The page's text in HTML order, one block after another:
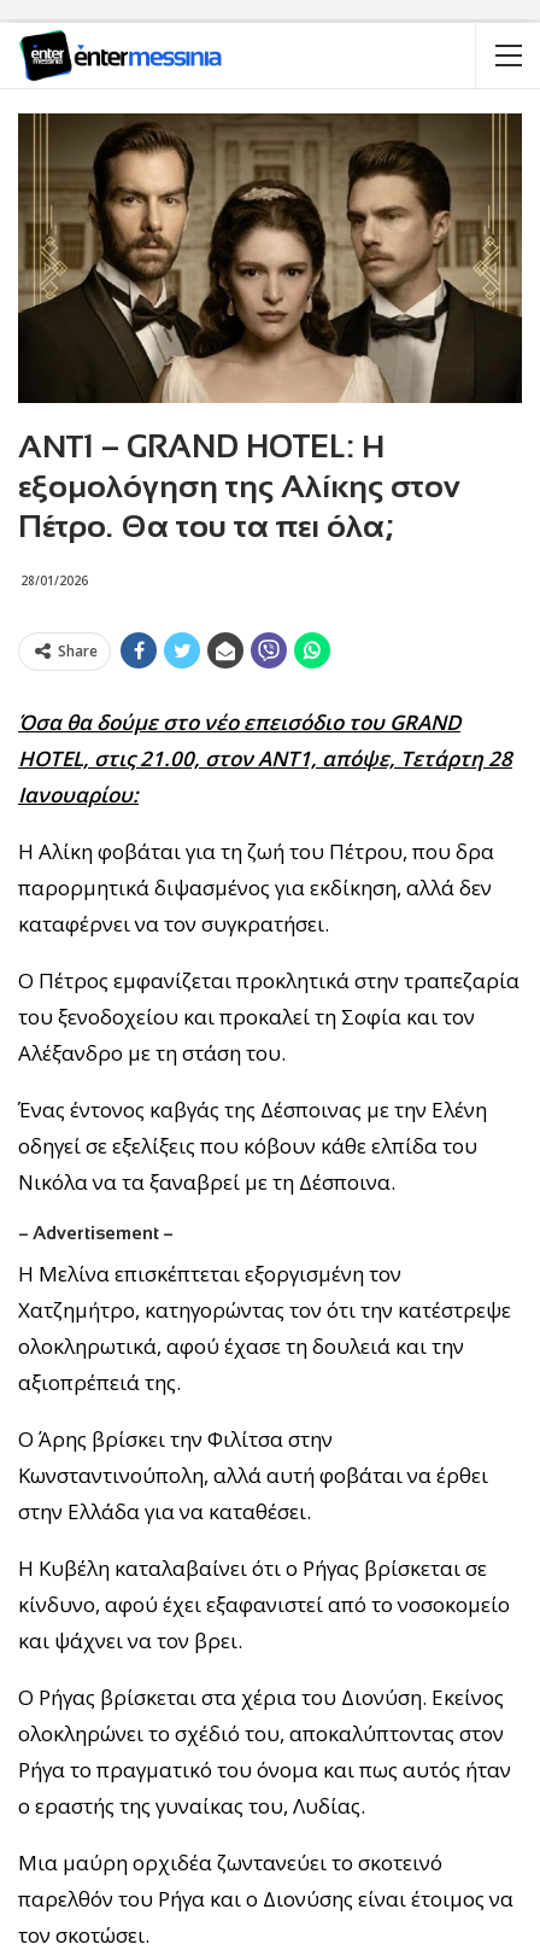
ΑΝΤ1 – GRAND HOTEL: Η
εξομολόγηση της Αλίκης στον
Πέτρο. Θα του τα πει όλα;
28/01/2026
Share
Όσα θα δούμε στο νέο επεισόδιο του GRAND
HOTEL, στις 21.00, στον ΑΝΤ1, απόψε, Τετάρτη 28
Ιανουαρίου:
Η Αλίκη φοβάται για τη ζωή του Πέτρου, που δρα
παρορμητικά διψασμένος για εκδίκηση, αλλά δεν
καταφέρνει να τον συγκρατήσει.
Ο Πέτρος εμφανίζεται προκλητικά στην τραπεζαρία
του ξενοδοχείου και προκαλεί τη Σοφία και τον
Αλέξανδρο με τη στάση του.
Ένας έντονος καβγάς της Δέσποινας με την Ελένη
οδηγεί σε εξελίξεις που κόβουν κάθε ελπίδα του
Νικόλα να τα ξαναβρεί με τη Δέσποινα.
– Advertisement –
Η Μελίνα επισκέπτεται εξοργισμένη τον
Χατζημήτρο, κατηγορώντας τον ότι την κατέστρεψε
ολοκληρωτικά, αφού έχασε τη δουλειά και την
αξιοπρέπειά της.
Ο Άρης βρίσκει την Φιλίτσα στην
Κωνσταντινούπολη, αλλά αυτή φοβάται να έρθει
στην Ελλάδα για να καταθέσει.
Η Κυβέλη καταλαβαίνει ότι ο Ρήγας βρίσκεται σε
κίνδυνο, αφού έχει εξαφανιστεί από το νοσοκομείο
και ψάχνει να τον βρει.
Ο Ρήγας βρίσκεται στα χέρια του Διονύση. Εκείνος
ολοκληρώνει το σχέδιό του, αποκαλύπτοντας στον
Ρήγα το πραγματικό του όνομα και πως αυτός ήταν
ο εραστής της γυναίκας του, Λυδίας.
Μια μαύρη ορχιδέα ζωντανεύει το σκοτεινό
παρελθόν του Ρήγα και ο Διονύσης είναι έτοιμος να
τον σκοτώσει.